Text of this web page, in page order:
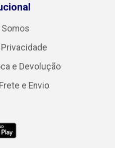
Somos
e Devolução
e Envio